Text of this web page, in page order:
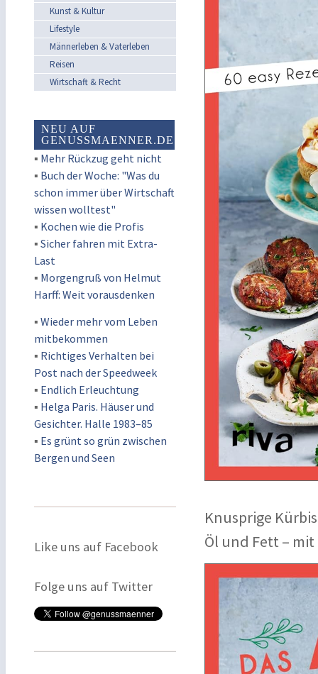
Kunst & Kultur
Lifestyle
Männerleben & Vaterleben
Reisen
Wirtschaft & Recht
NEU AUF
GENUSSMAENNER.DE
▪ Mehr Rückzug geht nicht
▪ Buch der Woche: "Was du
schon immer über Wirtschaft
wissen wolltest"
▪ Kochen wie die Profis
▪ Sicher fahren mit Extra-
Last
▪ Morgengruß von Helmut
Harff: Weit vorausdenken
▪ Wieder mehr vom Leben
mitbekommen
▪ Richtiges Verhalten bei
Post nach der Speedweek
▪ Endlich Erleuchtung
▪ Helga Paris. Häuser und
Gesichter. Halle 1983–85
▪ Es grünt so grün zwischen
Bergen und Seen
Like uns auf Facebook
Folge uns auf Twitter
Knusprige
Öl und Fett –